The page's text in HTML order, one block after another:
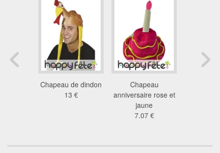
Chapeau de dindon
13 €
Chapeau
anniversaire rose et
jaune
7.07 €